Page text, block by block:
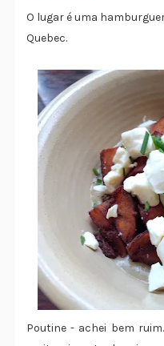
O lugar é uma
Quebec.
Poutine - achei bem